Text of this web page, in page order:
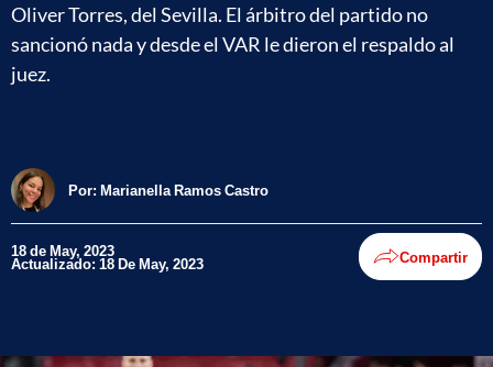
Oliver Torres, del Sevilla. El árbitro del partido no
sancionó nada y desde el VAR le dieron el respaldo al
juez.
Por: Marianella Ramos Castro
18 de May, 2023
Actualizado: 18 De May, 2023 Compartir